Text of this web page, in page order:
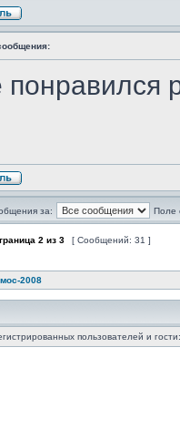
за: Поле
2 из 3 [ Сообщений: 31 ]
2008
пользователей и